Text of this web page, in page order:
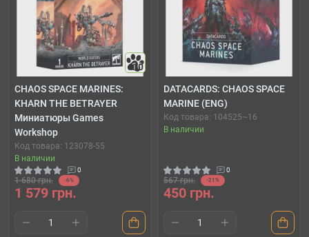
10
CHAOS SPACE MARINES:
KHARN THE BETRAYER
Миниатюры Games
Workshop
Код товара: 123078-55
В наличии
0
1 680 грн. -6%
1 579 грн.
DATACARDS: CHAOS SPACE
MARINE (ENG)
Код товара: 104525~16
В наличии
0
567 грн. -21%
450 грн.